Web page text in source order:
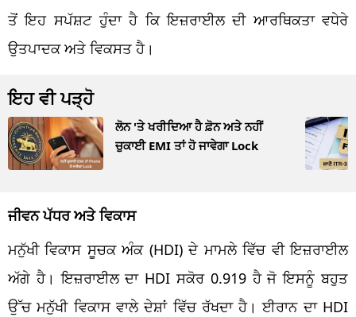
ਤੋਂ ਇਹ ਸਪੱਸ਼ਟ ਹੁੰਦਾ ਹੈ ਕਿ ਇਜ਼ਰਾਈਲ ਦੀ ਆਰਥਿਕਤਾ ਵਧੇਰੇ
ਉਤਪਾਦਕ ਅਤੇ ਵਿਕਸਤ ਹੈ।
ਇਹ ਵੀ ਪੜ੍ਹੋ
ਲੋਨ 'ਤੇ ਖਰੀਦਿਆ ਹੈ ਫ਼ੋਨ ਅਤੇ ਨਹੀਂ
ਚੁਕਾਈ EMI ਤਾਂ ਹੋ ਜਾਵੇਗਾ Lock
ਜੀਵਨ ਪੱਧਰ ਅਤੇ ਵਿਕਾਸ
ਮਨੁੱਖੀ ਵਿਕਾਸ ਸੂਚਕ ਅੰਕ (HDI) ਦੇ ਮਾਮਲੇ ਵਿੱਚ ਵੀ ਇਜ਼ਰਾਈਲ
ਅੱਗੇ ਹੈ। ਇਜ਼ਰਾਈਲ ਦਾ HDI ਸਕੋਰ 0.919 ਹੈ ਜੋ ਇਸਨੂੰ ਬਹੁਤ
ਉੱਚ ਮਨੁੱਖੀ ਵਿਕਾਸ ਵਾਲੇ ਦੇਸ਼ਾਂ ਵਿੱਚ ਰੱਖਦਾ ਹੈ। ਈਰਾਨ ਦਾ HDI